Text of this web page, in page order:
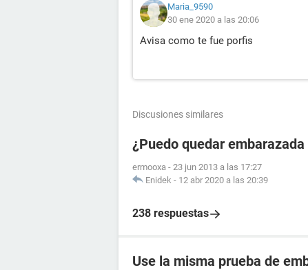
Maria_9590
30 ene 2020 a las 20:06
Avisa como te fue porfis
Discusiones similares
¿Puedo quedar
ermooxa - 23 jun 2013 a las 17:27
Enidek - 12 abr 2020 a las 20:39
238 respuestas
Use la misma prueba de